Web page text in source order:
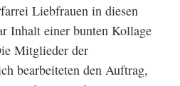
Liebfrauen in diesen
Inhalt einer bunten Kollage
Mitglieder der
bearbeiteten den Auftrag,